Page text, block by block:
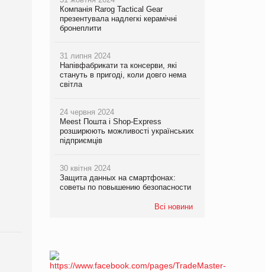
Компанія Rarog Tactical Gear
презентувала надлегкі керамічні
бронеплити
31 липня 2024
Напівфабрикати та консерви, які
стануть в пригоді, коли довго нема
світла
24 червня 2024
Meest Пошта і Shop-Express
розширюють можливості українських
підприємців
30 квітня 2024
Защита данных на смартфонах:
советы по повышению безопасности
Всі новини